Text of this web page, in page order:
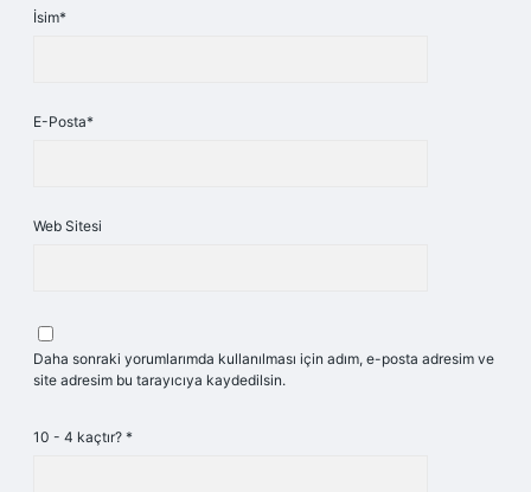
İsim*
E-Posta*
Web Sitesi
Daha sonraki yorumlarımda kullanılması için adım, e-posta adresim ve
site adresim bu tarayıcıya kaydedilsin.
10 - 4 kaçtır? *